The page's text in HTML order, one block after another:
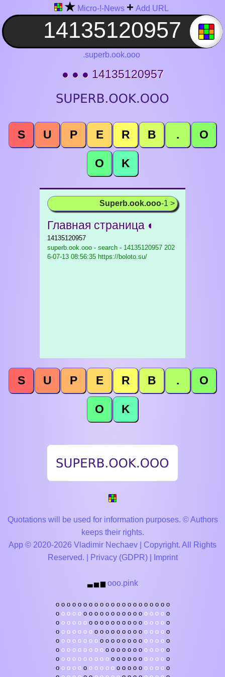
★ Micro-!-News + Add URL
.superb.ook.ooo
● ● ● 14135120957
S U P E R B . O
O K
Superb.ook.ooo-1 >
Главная страница ◐
14135120957
superb.ook.ooo - search - 14135120957 202
6-07-13 08:56:35 https://boloto.su/
S U P E R B . O
O K
Quotations will be used for information purposes. © Authors
keeps their rights.
App © 2020-2026 Vladimir Nechaev | Copyright. All Rights
Reserved. |
Privacy (GDPR)| Imprint
▃ ▅ ▆ ooo.pink
o o o o o o o o o o o o o o o o o o o o o
o o o o o o o o o o o o o o o o o o o o o
o o o o o o o o o o o o o o o o o o o o o
o o o o o o o o o o o o o o o o o o o o o
o o o o o o o o o o o o o o o o o o o o o
o o o o o o o o o o o o o o o o o o o o o
o o o o o o o o o o o o o o o o o o o o o
o o o o o o o o o o o o o o o o o o o o o